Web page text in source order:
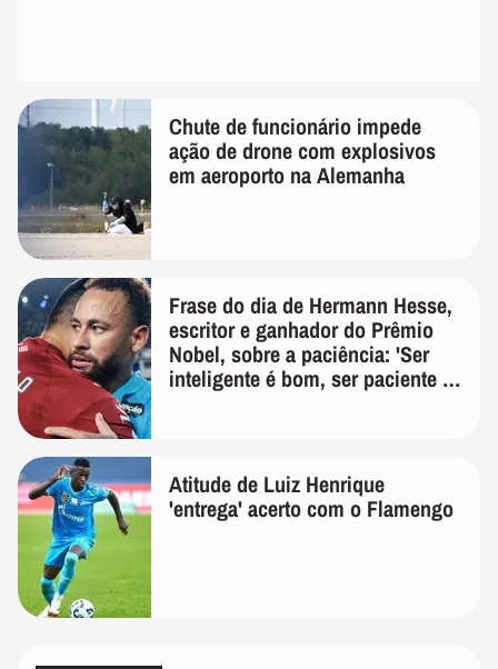
Chute de funcionário impede
ação de drone com explosivos
em aeroporto na Alemanha
Frase do dia de Hermann Hesse,
escritor e ganhador do Prêmio
Nobel, sobre a paciência: 'Ser
inteligente é bom, ser paciente é
Atitude de Luiz Henrique
'entrega' acerto com o Flamengo